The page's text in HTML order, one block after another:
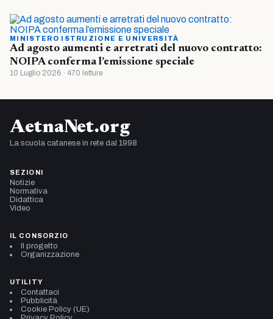
MINISTERO ISTRUZIONE E UNIVERSITÀ
Ad agosto aumenti e arretrati del nuovo contratto:
NOIPA conferma l’emissione speciale
10 Luglio 2026 · 470 letture
AetnaNet.org
La scuola catanese in rete dal 1998
SEZIONI
Notizie
Normativa
Didattica
Video
IL CONSORZIO
Il progetto
Organizzazione
UTILITY
Contattaci
Pubblicità
Cookie Policy (UE)